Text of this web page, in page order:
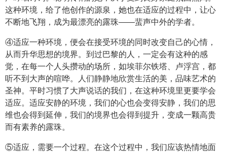
这种环境，给了他创作的源泉，她也在适应的过程中，让心
不断地飞翔，成为最漂亮的露珠——蜚声中外的学者。
④适应一种环境，便会在接受环境的同时改变自己的心情，
从而升华思想的境界。到过巴黎的人，一定会有这种的感
觉，在每一个人头攒动的场所，如埃菲尔铁塔、卢浮宫，都
听不到大声的喧哗。人们静静地欣赏生活的美，品味艺术的
圣神。平时习惯了大声说话的我们，在这种环境里更要学会
适应。适应安静的环境，我们的心也会变得安静，我们的思
维也会得到延伸，我们的境界也会得到提升，变成一颗高贵
而有素养的露珠。
⑤适应，需要一个过程。在这个过程中，我们应该热情地面